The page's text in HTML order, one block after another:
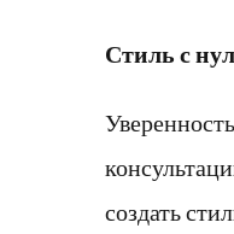
Стиль с
создать